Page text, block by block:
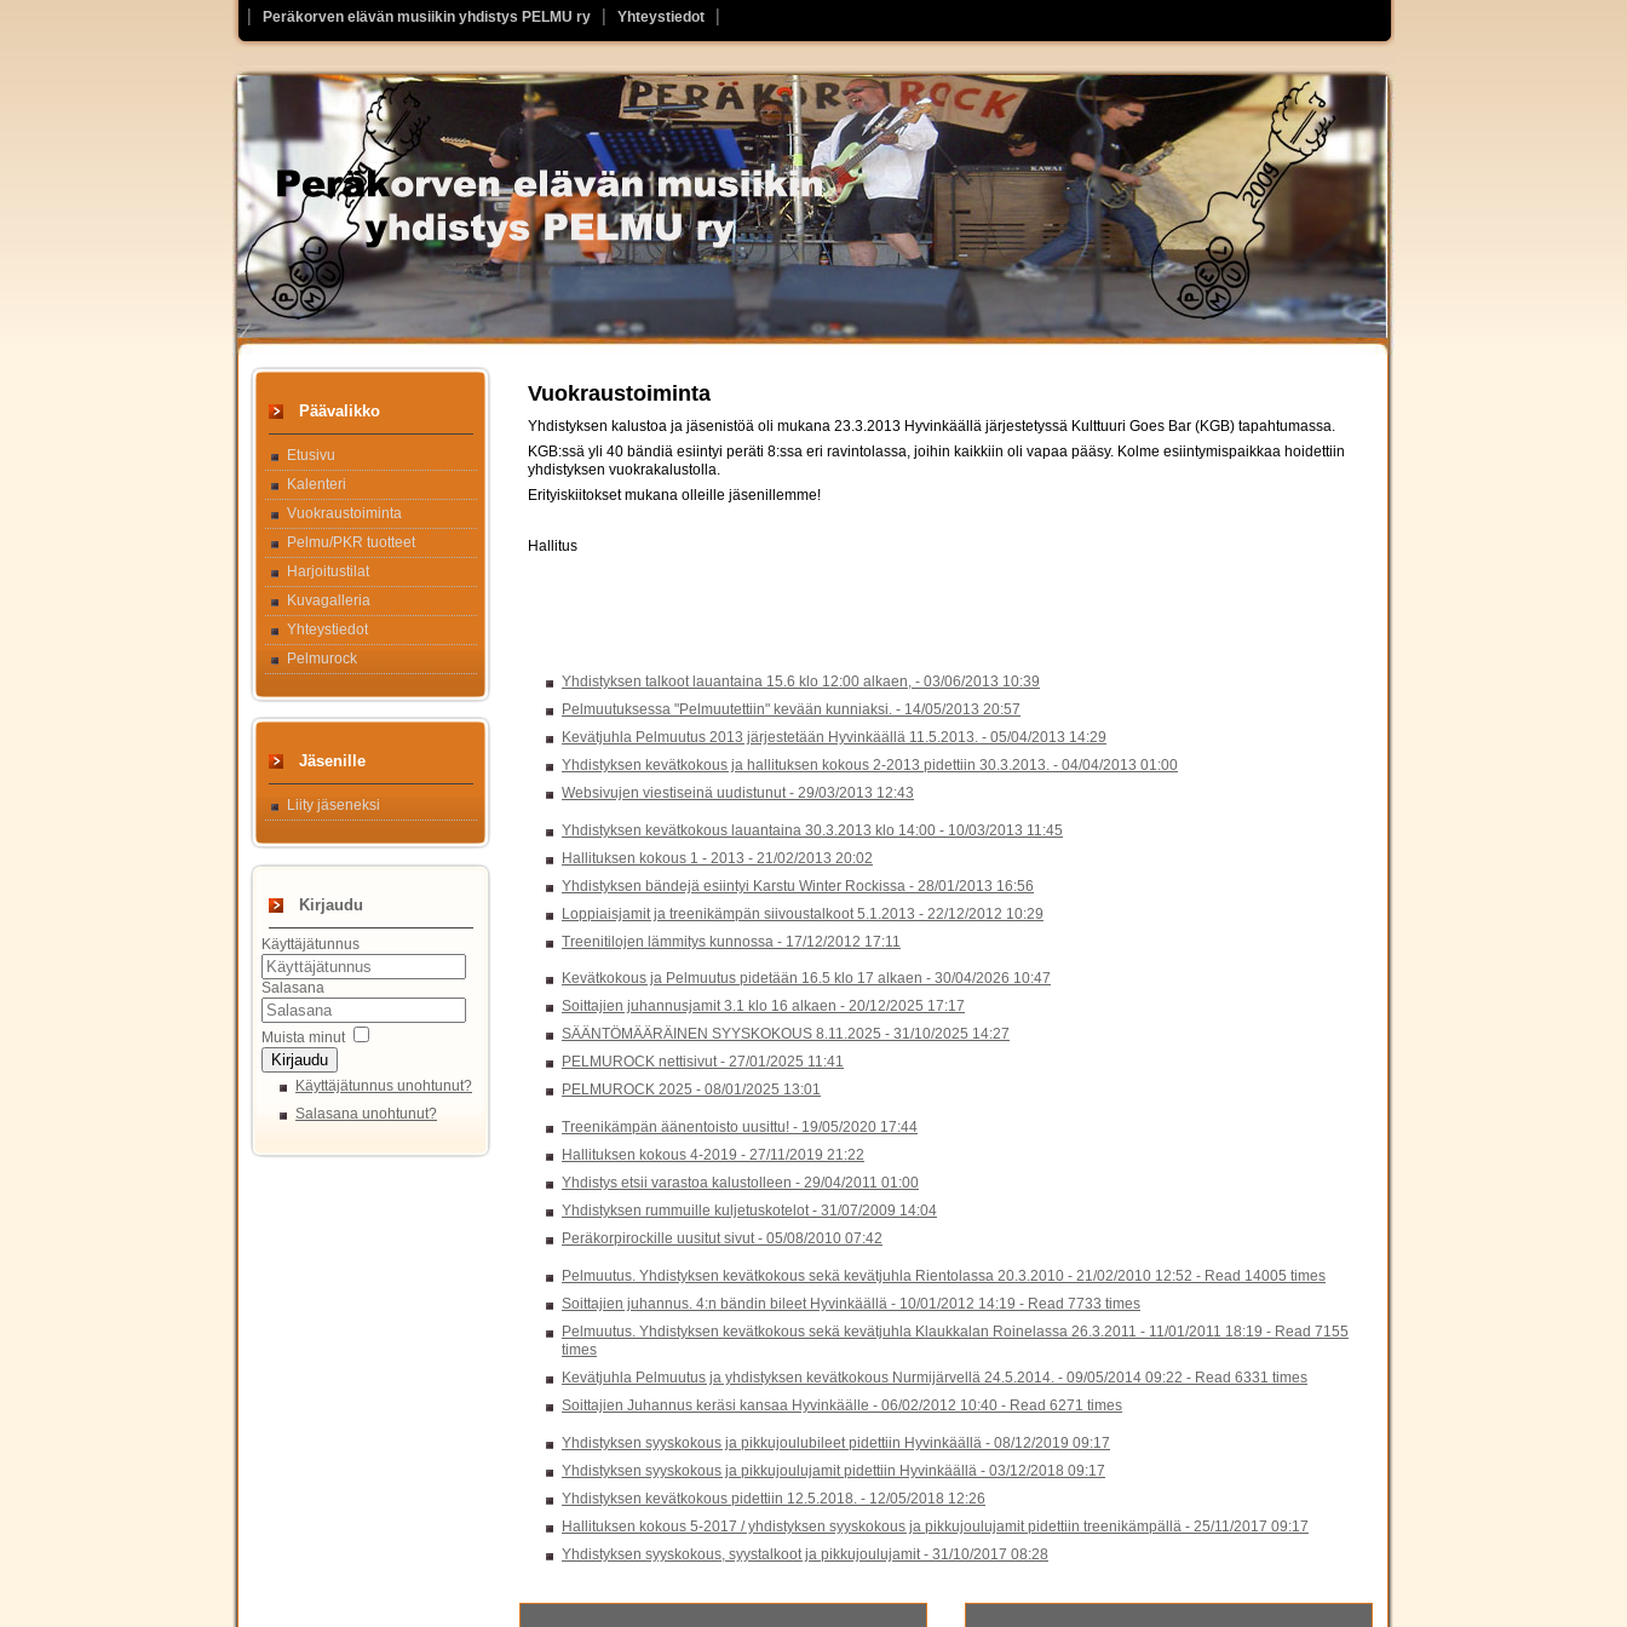
Peräkorven elävän musiikin yhdistys PELMU ry Yhteystiedot
Päävalikko
Etusivu
Kalenteri
Vuokraustoiminta
Pelmu/PKR tuotteet
Harjoitustilat
Kuvagalleria
Yhteystiedot
Pelmurock
Jäsenille
Liity jäseneksi
Kirjaudu
Käyttäjätunnus
Salasana
Muista minut
Kirjaudu
Käyttäjätunnus unohtunut?
Salasana unohtunut?
Vuokraustoiminta
Yhdistyksen kalustoa ja jäsenistöä oli mukana 23.3.2013 Hyvinkäällä järjestetyssä Kulttuuri Goes Bar (KGB) tapahtumassa.
KGB:ssä yli 40 bändiä esiintyi peräti 8:ssa eri ravintolassa, joihin kaikkiin oli vapaa pääsy. Kolme esiintymispaikkaa hoidettiin
yhdistyksen vuokrakalustolla.
Erityiskiitokset mukana olleille jäsenillemme!
Hallitus
Yhdistyksen talkoot lauantaina 15.6 klo 12:00 alkaen, - 03/06/2013 10:39
Pelmuutuksessa "Pelmuutettiin" kevään kunniaksi. - 14/05/2013 20:57
Kevätjuhla Pelmuutus 2013 järjestetään Hyvinkäällä 11.5.2013. - 05/04/2013 14:29
Yhdistyksen kevätkokous ja hallituksen kokous 2-2013 pidettiin 30.3.2013. - 04/04/2013 01:00
Websivujen viestiseinä uudistunut - 29/03/2013 12:43
Yhdistyksen kevätkokous lauantaina 30.3.2013 klo 14:00 - 10/03/2013 11:45
Hallituksen kokous 1 - 2013 - 21/02/2013 20:02
Yhdistyksen bändejä esiintyi Karstu Winter Rockissa - 28/01/2013 16:56
Loppiaisjamit ja treenikämpän siivoustalkoot 5.1.2013 - 22/12/2012 10:29
Treenitilojen lämmitys kunnossa - 17/12/2012 17:11
Kevätkokous ja Pelmuutus pidetään 16.5 klo 17 alkaen - 30/04/2026 10:47
Soittajien juhannusjamit 3.1 klo 16 alkaen - 20/12/2025 17:17
SÄÄNTÖMÄÄRÄINEN SYYSKOKOUS 8.11.2025 - 31/10/2025 14:27
PELMUROCK nettisivut - 27/01/2025 11:41
PELMUROCK 2025 - 08/01/2025 13:01
Treenikämpän äänentoisto uusittu! - 19/05/2020 17:44
Hallituksen kokous 4-2019 - 27/11/2019 21:22
Yhdistys etsii varastoa kalustolleen - 29/04/2011 01:00
Yhdistyksen rummuille kuljetuskotelot - 31/07/2009 14:04
Peräkorpirockille uusitut sivut - 05/08/2010 07:42
Pelmuutus. Yhdistyksen kevätkokous sekä kevätjuhla Rientolassa 20.3.2010 - 21/02/2010 12:52 - Read 14005 times
Soittajien juhannus. 4:n bändin bileet Hyvinkäällä - 10/01/2012 14:19 - Read 7733 times
Pelmuutus. Yhdistyksen kevätkokous sekä kevätjuhla Klaukkalan Roinelassa 26.3.2011 - 11/01/2011 18:19 - Read 7155
times
Kevätjuhla Pelmuutus ja yhdistyksen kevätkokous Nurmijärvellä 24.5.2014. - 09/05/2014 09:22 - Read 6331 times
Soittajien Juhannus keräsi kansaa Hyvinkäälle - 06/02/2012 10:40 - Read 6271 times
Yhdistyksen syyskokous ja pikkujoulubileet pidettiin Hyvinkäällä - 08/12/2019 09:17
Yhdistyksen syyskokous ja pikkujoulujamit pidettiin Hyvinkäällä - 03/12/2018 09:17
Yhdistyksen kevätkokous pidettiin 12.5.2018. - 12/05/2018 12:26
Hallituksen kokous 5-2017 / yhdistyksen syyskokous ja pikkujoulujamit pidettiin treenikämpällä - 25/11/2017 09:17
Yhdistyksen syyskokous, syystalkoot ja pikkujoulujamit - 31/10/2017 08:28